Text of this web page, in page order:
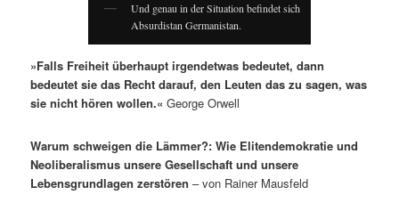
Und genau in der Situation befindet sich
Absurdistan Germanistan.
»Falls Freiheit überhaupt irgendetwas bedeutet, dann
bedeutet sie das Recht darauf, den Leuten das zu sagen, was
sie nicht hören wollen.« George Orwell
Warum schweigen die Lämmer?: Wie Elitendemokratie und
Neoliberalismus unsere Gesellschaft und unsere
Lebensgrundlagen zerstören – von Rainer Mausfeld